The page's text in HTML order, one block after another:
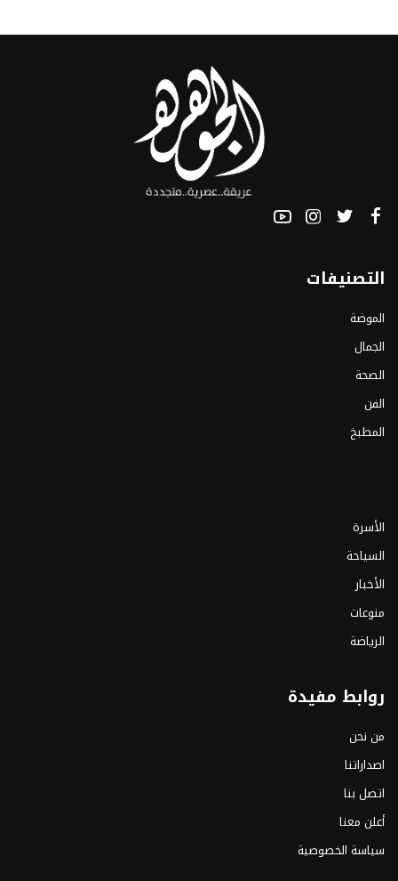
التصنيفات
الموضة
الجمال
الصحة
الفن
المطبخ
الأسرة
السياحة
الأخبار
منوعات
الرياضة
روابط مفيدة
من نحن
اصداراتنا
اتصل بنا
أعلن معنا
سياسة الخصوصية